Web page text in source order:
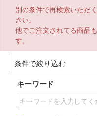
別の条件で再検索いただ
さい。
他でご注文されてる商品
す。
条件で絞り込む
キーワード